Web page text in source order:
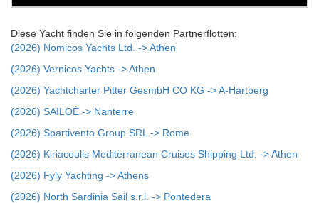
Diese Yacht finden Sie in folgenden Partnerflotten:
(2026) Nomicos Yachts Ltd. -> Athen
(2026) Vernicos Yachts -> Athen
(2026) Yachtcharter Pitter GesmbH CO KG -> A-Hartberg
(2026) SAILOÉ -> Nanterre
(2026) Spartivento Group SRL -> Rome
(2026) Kiriacoulis Mediterranean Cruises Shipping Ltd. -> Athen
(2026) Fyly Yachting -> Athens
(2026) North Sardinia Sail s.r.l. -> Pontedera